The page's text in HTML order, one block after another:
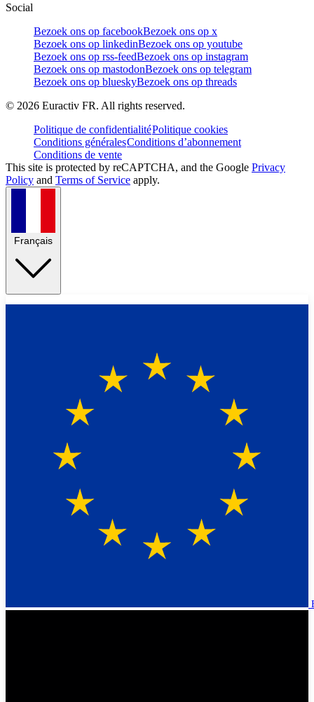
Social
Bezoek ons op facebookBezoek ons op x
Bezoek ons op linkedinBezoek ons op youtube
Bezoek ons op rss-feedBezoek ons op instagram
Bezoek ons op mastodonBezoek ons op telegram
Bezoek ons op blueskyBezoek ons op threads
© 2026 Euractiv FR. All rights reserved.
Politique de confidentialitéPolitique cookies
Conditions généralesConditions d’abonnement
Conditions de vente
This site is protected by reCAPTCHA, and the Google Privacy
Policy and Terms of Service apply.
Français